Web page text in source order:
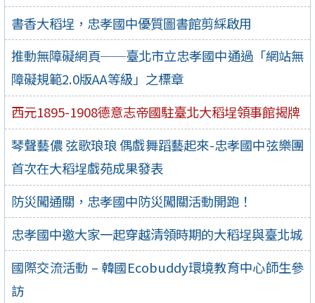
書香大稻埕，忠孝國中優質圖書館剪綵啟用
推動無障礙網頁──臺北市立忠孝國中通過「網站無
障礙規範2.0版AA等級」之標章
西元1895-1908德意志帝國駐臺北大稻埕領事館揭牌
琴聲藝儂 弦歌琅琅 偶戲舞蹈藝起來-忠孝國中弦樂團
首次在大稻埕戲苑成果發表
防災闖通關，忠孝國中防災闖關活動開跑！
忠孝國中邀大家一起穿越清領時期的大稻埕與臺北城
國際交流活動 – 韓國Ecobuddy環境教育中心師生參
訪